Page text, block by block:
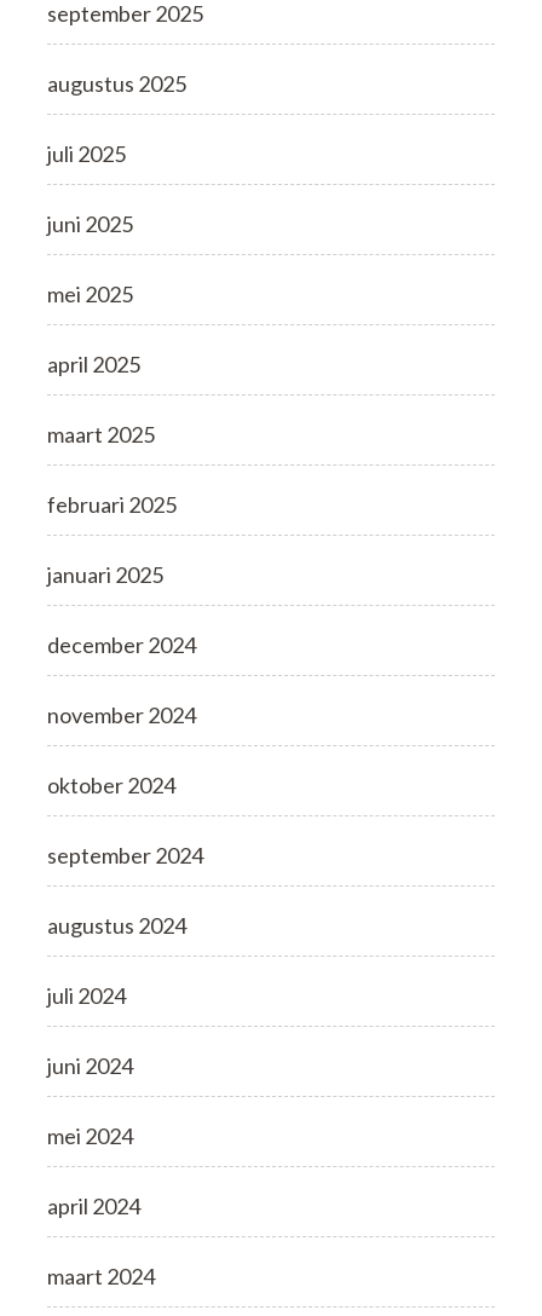
september 2025
augustus 2025
juli 2025
juni 2025
mei 2025
april 2025
maart 2025
februari 2025
januari 2025
december 2024
november 2024
oktober 2024
september 2024
augustus 2024
juli 2024
juni 2024
mei 2024
april 2024
maart 2024